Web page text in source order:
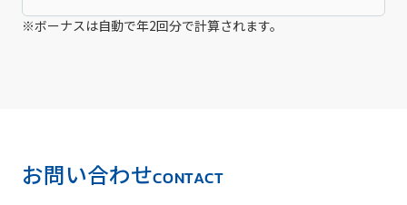
※ボーナスは自動で年2回分で計算されます。
お問い合わせCONTACT